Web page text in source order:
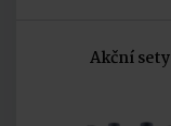
Akční sety